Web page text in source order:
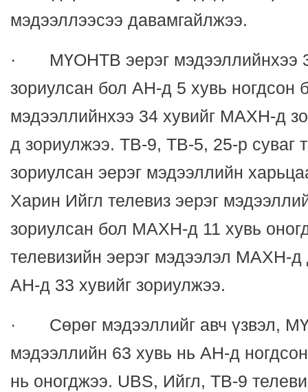
мэдээллээсээ давамгайлжээ.
· МҮОНТВ эерэг мэдээллийнхээ
зориулсан бол АН-д 5 хувь
мэдээллийнхээ 34 хувийг МАХН-д
д зориулжээ. ТВ-9, ТВ-5, 25-р суваг
зориулсан эерэг мэдээллийн
Харин Ийгл телевиз эерэг
зориулсан бол МАХН-д 11 хувь
телевизийн эерэг мэдээлэл МАХН-д
АН-д 33 хувийг зориулжээ.
· Сөрөг мэдээллийг авч үзвэл,
мэдээллийн 63 хувь нь АН-д
нь оногджээ. UBS, Ийгл, ТВ-9